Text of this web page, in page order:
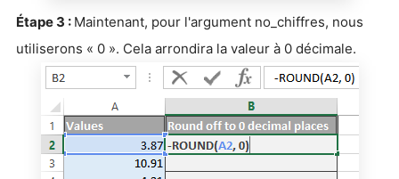
Étape 3 : Maintenant, pour l'argument no_chiffres, nous
utiliserons « 0 ». Cela arrondira la valeur à 0 décimale.